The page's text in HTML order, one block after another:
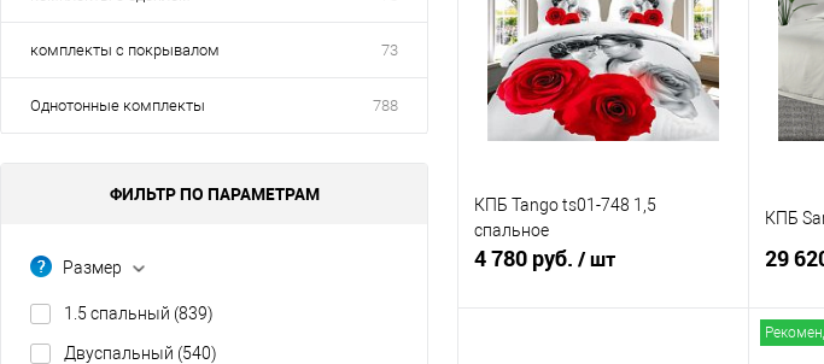
комплекты с покрывалом 73
Однотонные комплекты 788
ФИЛЬТР ПО ПАРАМЕТРАМ
Размер
1.5 спальный (839)
Двуспальный (540)
КПБ Tango ts01-748 1,5
спальное
4 780 руб. / шт
КПБ
29